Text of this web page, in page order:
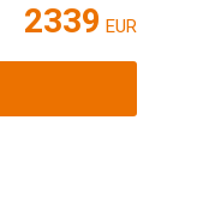
2339 EUR